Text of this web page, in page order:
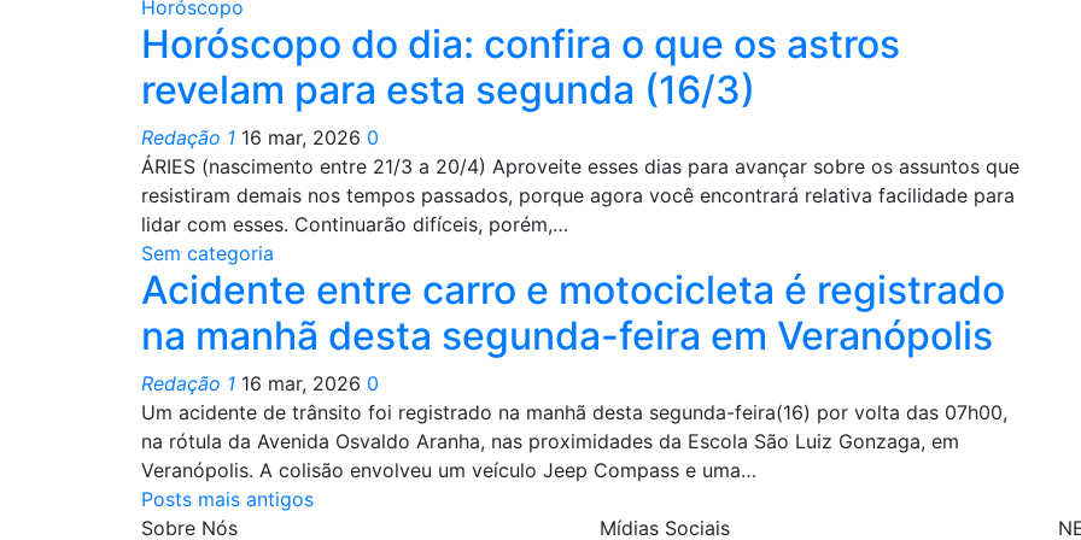
Horóscopo
Horóscopo do dia: confira o que os astros
revelam para esta segunda (16/3)
Redação 1 16 mar, 2026 0
ÁRIES (nascimento entre 21/3 a 20/4) Aproveite esses dias para avançar sobre os assuntos que
resistiram demais nos tempos passados, porque agora você encontrará relativa facilidade para
lidar com esses. Continuarão difíceis, porém,…
Sem categoria
Acidente entre carro e motocicleta é registrado
na manhã desta segunda-feira em Veranópolis
Redação 1 16 mar, 2026 0
Um acidente de trânsito foi registrado na manhã desta segunda-feira(16) por volta das 07h00,
na rótula da Avenida Osvaldo Aranha, nas proximidades da Escola São Luiz Gonzaga, em
Veranópolis. A colisão envolveu um veículo Jeep Compass e uma…
Posts mais antigos
Sobre Nós Mídias Sociais